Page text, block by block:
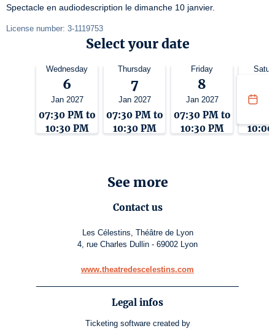
Spectacle en audiodescription le dimanche 10 janvier.
License number: 3-1119753
Select your date
Wednesday
6
Jan 2027
07:30 PM to
10:30 PM
Thursday
7
Jan 2027
07:30 PM to
10:30 PM
Friday
8
Jan 2027
07:30 PM to
10:30 PM
Jan
See more
Contact us
Les Célestins, Théâtre de Lyon
4, rue Charles Dullin - 69002 Lyon
www.theatredescelestins.com
Legal infos
Ticketing software created by